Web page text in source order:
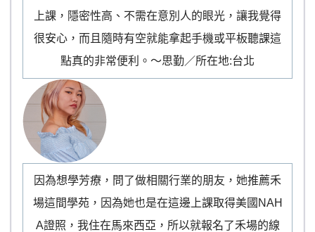
上課，隱密性高、不需在意別人的眼光，讓我覺得
很安心，而且隨時有空就能拿起手機或平板聽課這
點真的非常便利。～思勤／所在地:台北
因為想學芳療，問了做相關行業的朋友，她推薦禾
場這間學苑，因為她也是在這邊上課取得美國NAH
A證照，我住在馬來西亞，所以就報名了禾場的線